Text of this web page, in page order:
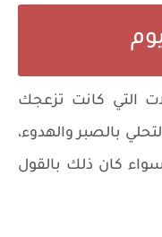
التي كانت تزعجك
بالصبر والهدوء،
سواء كان ذلك بالقول